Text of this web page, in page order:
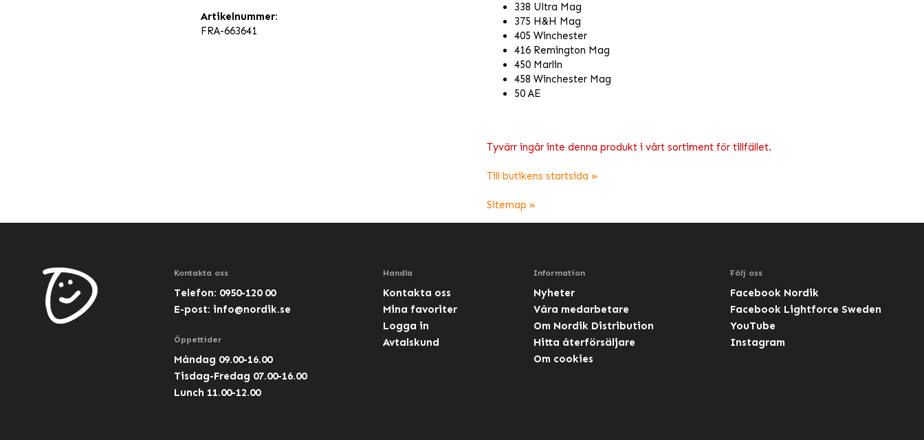
338 Ultra Mag
375 H&H Mag
405 Winchester
416 Remington Mag
450 Marlin
458 Winchester Mag
50 AE
Tyvärr ingår inte denna produkt i vårt sortiment för tillfället.
Till butikens startsida »
Sitemap »
Artikelnummer:
FRA-663641
Kontakta oss
Telefon: 0950-120 00
E-post: info@nordik.se
Öppettider
Måndag 09.00-16.00
Tisdag-Fredag 07.00-16.00
Lunch 11.00-12.00
Handla
Kontakta oss
Mina favoriter
Logga in
Avtalskund
Information
Nyheter
Våra medarbetare
Om Nordik Distribution
Hitta återförsäljare
Om cookies
Följ oss
Facebook Nordik
Facebook Lightforce Sweden
YouTube
Instagram